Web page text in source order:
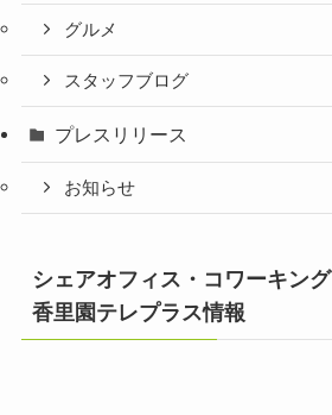
グルメ
スタッフブログ
プレスリリース
お知らせ
シェアオフィス・コワーキング
香里園テレプラス情報